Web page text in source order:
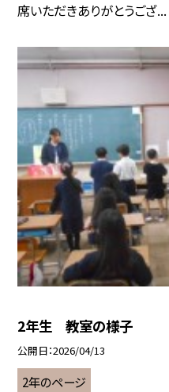
席いただきありがとうござ...
2年生 教室の様子
公開日 2026/04/13
2年のページ